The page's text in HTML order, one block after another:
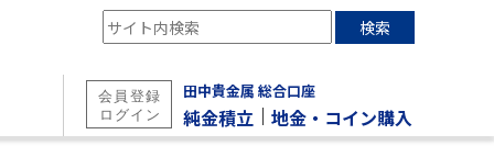
検索
田中貴金属 総合口座
純金積立 ｜地金・コイン購入